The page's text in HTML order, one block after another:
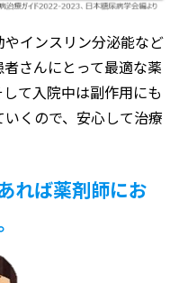
やインスリン分泌能など
さんにとって最適な薬
て入院中は副作用にも
くので、安心して治療
れば薬剤師にお